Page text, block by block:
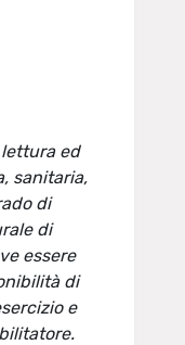
lettura ed
sanitaria,
di
di
essere
di
e